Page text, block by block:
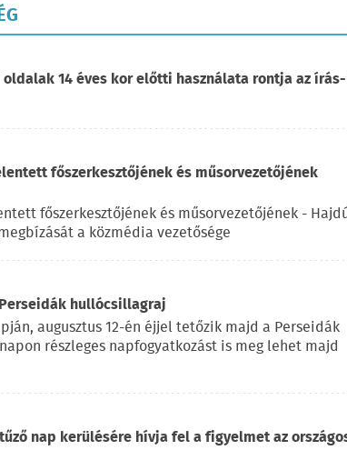
14 éves kor előtti használata rontja az
főszerkesztőjének és műsorvezetőjének
főszerkesztőjének és műsorvezetőjének -
a közmédia vezetősége
hullócsillagraj
augusztus 12-én éjjel tetőzik majd a Perseidák
részleges napfogyatkozást is meg lehet majd
nap kerülésére hívja fel a figyelmet az